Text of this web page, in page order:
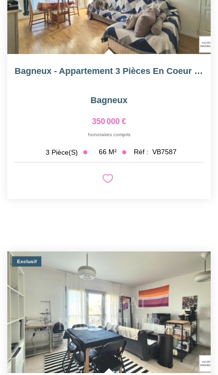
Bagneux - Appartement 3 Pièces En Coeur De Ville
Bagneux
350 000 €
honoraires compris
3 Pièce(s) 66 M² Réf : VB7587
Exclusif